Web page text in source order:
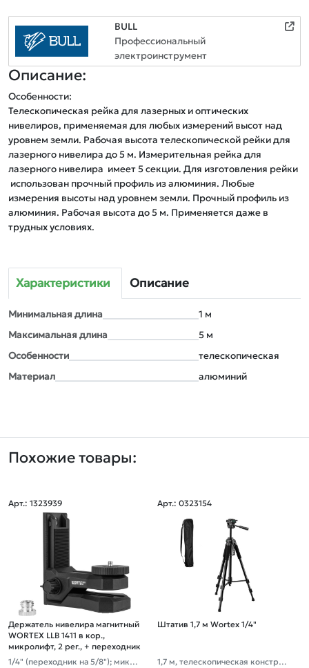
BULL
Профессиональный
электроинструмент
Описание:
Особенности:
Телескопическая рейка для лазерных и оптических
нивелиров, применяемая для любых измерений высот над
уровнем земли. Рабочая высота телескопической рейки для
лазерного нивелира до 5 м. Измерительная рейка для
лазерного нивелира  имеет 5 секции. Для изготовления рейки
использован прочный профиль из алюминия. Любые
измерения высоты над уровнем земли. Прочный профиль из
алюминия. Рабочая высота до 5 м. Применяется даже в
Характеристики Описание
Минимальная длина
1 м
Максимальная длина
5 м
Особенности
телескопическая
Материал
алюминий
Похожие товары:
Арт.: 1323939
Держатель нивелира магнитный
WORTEX LLB 1411 в кор.,
микролифт, 2 рег., + переходник
1/4" (переходник на 5/8"); микро
Арт.: 0323154
Штатив 1,7 м Wortex 1/4"
1,7 м, телескопическая конструк